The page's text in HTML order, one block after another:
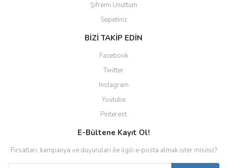
Şifremi Unuttum
Sepetiniz
BİZİ TAKİP EDİN
Facebook
Twitter
Instagram
Youtube
Pinterest
E-Bültene Kayıt Ol!
Fırsatları, kampanya ve duyuruları ile ilgili e-posta almak ister misiniz?